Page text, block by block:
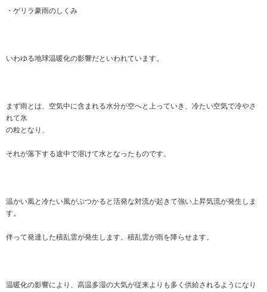
・ゲリラ豪雨のしくみ
いわゆる地球温暖化の影響だといわれています。
まず雨とは、空気中に含まれる水分が空へと上っていき、冷たい空気で冷やさ
れて氷
の粒となり、
それが落下する途中で溶けて水となったものです。
温かい風と冷たい風がぶつかると活発な対流が起きて強い上昇気流が発生しま
す。
伴って発達した積乱雲が発生します。積乱雲が雨を降らせます。
温暖化の影響により、高温多湿の大気が従来よりも多く供給されるようになり